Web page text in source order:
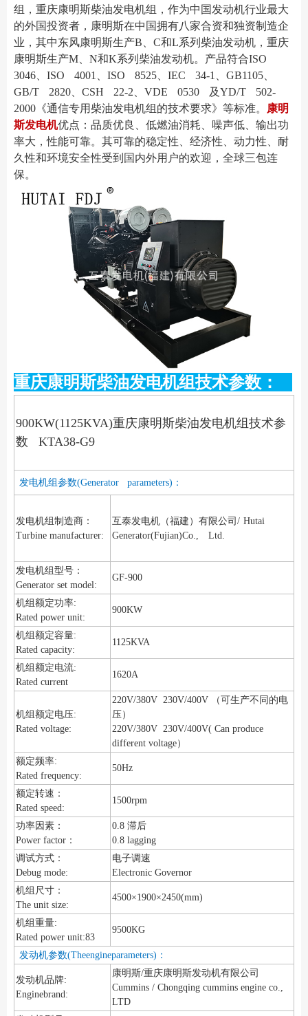
组，重庆康明斯柴油发电机组，作为中国发动机行业最大
的外国投资者，康明斯在中国拥有八家合资和独资制造企
业，其中东风康明斯生产B、C和L系列柴油发动机，重庆
康明斯生产M、N和K系列柴油发动机。产品符合ISO
3046、ISO 4001、ISO 8525、IEC 34-1、GB1105、
GB/T 2820、CSH 22-2、VDE 0530 及YD/T 502-
2000《通信专用柴油发电机组的技术要求》等标准。
康明
斯发电机优点：品质优良、低燃油消耗、噪声低、输出功
率大，性能可靠。其可靠的稳定性、经济性、 动力性、耐
久性和环境安全性受到国内外用户的欢迎，全球三包连
保。
重庆康明斯柴油发电机组技术参数：
900KW(1125KVA)重庆康明斯柴油发电机组技术参
数 KTA38-G9
发电机组参数(Generator parameters)：
发电机组制造商：
Turbine manufacturer:
互泰发电机（福建）有限公司/ Hutai
Generator(Fujian)Co., Ltd.
发电机组型号：
Generator set model:
GF-900
机组额定功率:
Rated power unit:
900KW
机组额定容量:
Rated capacity:
1125KVA
机组额定电流:
Rated current
1620A
机组额定电压:
Rated voltage:
220V/380V 230V/400V （可生产不同的电
压）
220V/380V 230V/400V( Can produce
different voltage）
额定频率:
Rated frequency:
50Hz
额定转速：
Rated speed:
1500rpm
功率因素：
Power factor：
0.8 滞后
0.8 lagging
调试方式：
Debug mode:
电子调速
Electronic Governor
机组尺寸：
The unit size:
4500×1900×2450(mm)
机组重量:
Rated power unit:83
9500KG
发动机参数(Theengineparameters)：
发动机品牌:
Enginebrand:
康明斯/重庆康明斯发动机有限公司
Cummins / Chongqing cummins engine co.,
LTD